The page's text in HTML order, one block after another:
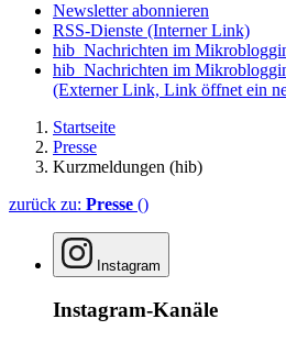
Newsletter abonnieren
RSS-Dienste (Interner Link)
hib_Nachrichten im
hib_Nachrichten im
(Externer Link, Link öffnet ein
Startseite
Presse
Kurzmeldungen (hib)
zurück zu: Presse ()
Instagram
Instagram-Kanäle